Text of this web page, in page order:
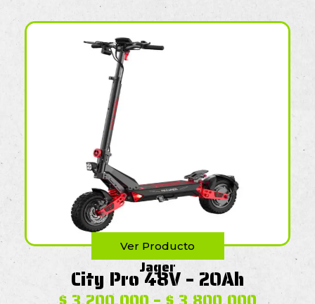
Ver Producto
Jager
City Pro 48V – 20Ah